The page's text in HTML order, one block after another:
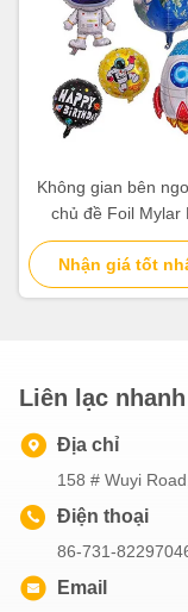
Không gian bên
chủ đề Foil Mylar
Balloons Phi hành
tên lửa 5 cái
Nhận giá tốt
Liên lạc nhanh
Địa chỉ
158 # Wuyi
Điện thoại
86-731-
Email